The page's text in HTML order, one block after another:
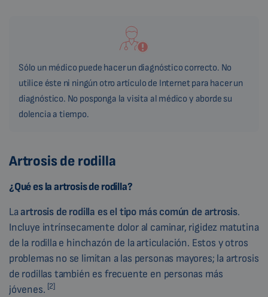
Sólo un médico puede hacer un diagnóstico correcto. No
utilice éste ni ningún otro artículo de Internet para hacer un
diagnóstico. No posponga la visita al médico y aborde su
dolencia a tiempo.
Artrosis de rodilla
¿Qué es la artrosis de rodilla?
Laartrosis de rodilla es el tipo más común de artrosis.
Incluye intrínsecamente dolor al caminar, rigidez matutina
de la rodilla e hinchazón de la articulación. Estos y otros
problemas no se limitan a las personas mayores; la artrosis
de rodillas también es frecuente en personas más
jóvenes. [2]